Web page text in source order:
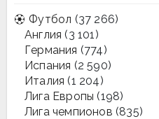
Футбол (37 266)
Англия (3 101)
Германия (774)
Испания (2 590)
Италия (1 204)
Лига Европы (198)
Лига чемпионов (835)